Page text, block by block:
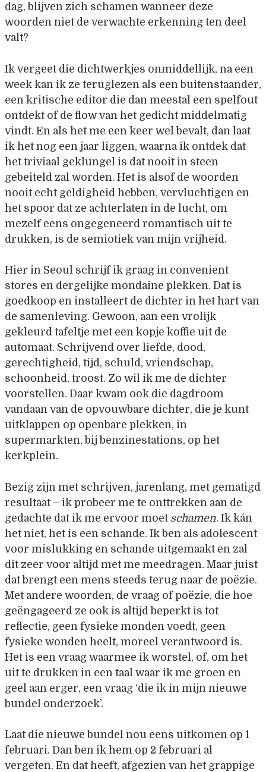
dag, blijven zich schamen wanneer deze
woorden niet de verwachte erkenning ten deel
valt?
Ik vergeet die dichtwerkjes onmiddellijk, na een
week kan ik ze teruglezen als een buitenstaander,
een kritische editor die dan meestal een spelfout
ontdekt of de flow van het gedicht middelmatig
vindt. En als het me een keer wel bevalt, dan laat
ik het nog een jaar liggen, waarna ik ontdek dat
het triviaal geklungel is dat nooit in steen
gebeiteld zal worden. Het is alsof de woorden
nooit echt geldigheid hebben, vervluchtigen en
het spoor dat ze achterlaten in de lucht, om
mezelf eens ongegeneerd romantisch uit te
drukken, is de semiotiek van mijn vrijheid.
Hier in Seoul schrijf ik graag in convenient
stores en dergelijke mondaine plekken. Dat is
goedkoop en installeert de dichter in het hart van
de samenleving. Gewoon, aan een vrolijk
gekleurd tafeltje met een kopje koffie uit de
automaat. Schrijvend over liefde, dood,
gerechtigheid, tijd, schuld, vriendschap,
schoonheid, troost. Zo wil ik me de dichter
voorstellen. Daar kwam ook die dagdroom
vandaan van de opvouwbare dichter, die je kunt
uitklappen op openbare plekken, in
supermarkten, bij benzinestations, op het
kerkplein.
Bezig zijn met schrijven, jarenlang, met gematigd
resultaat – ik probeer me te onttrekken aan de
gedachte dat ik me ervoor moet schamen. Ik kán
het niet, het is een schande. Ik ben als adolescent
voor mislukking en schande uitgemaakt en zal
dit zeer voor altijd met me meedragen. Maar juist
dat brengt een mens steeds terug naar de poëzie.
Met andere woorden, de vraag of poëzie, die hoe
geëngageerd ze ook is altijd beperkt is tot
reflectie, geen fysieke monden voedt, geen
fysieke wonden heelt, moreel verantwoord is.
Het is een vraag waarmee ik worstel, of, om het
uit te drukken in een taal waar ik me groen en
geel aan erger, een vraag ‘die ik in mijn nieuwe
bundel onderzoek’.
Laat die nieuwe bundel nou eens uitkomen op 1
februari. Dan ben ik hem op 2 februari al
vergeten. En dat heeft, afgezien van het grappige